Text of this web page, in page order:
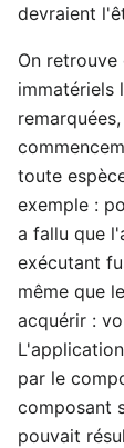
devraient
On
immatériels
toute
exemple :
a fallu que
exécutant
même que
acquérir :
par le
composant
pouvait